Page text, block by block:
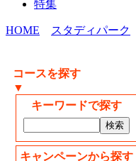
特集
HOME スタディパーク
コースを探す
▼
キーワードで探す
キャンペーンから探す